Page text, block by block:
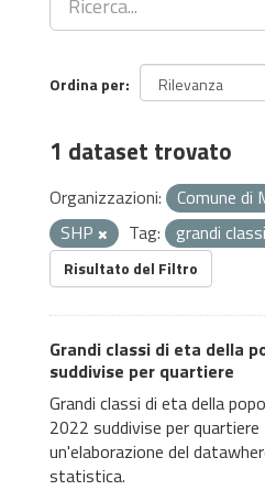
Ordina per
1 dataset trovato
Organizzazioni: Comune di
SHP
Tag: grandi
Risultato del Filtro
Grandi classi di eta della
suddivise per quartiere
Grandi classi di eta della
2022 suddivise per
un'elaborazione del
statistica.